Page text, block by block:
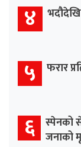
४
५ फरार
६ स्पेनको
जनाको